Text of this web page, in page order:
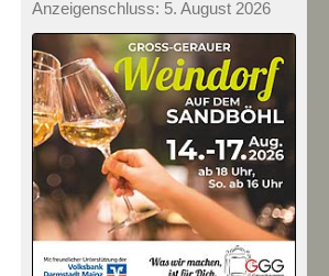
Anzeigenschluss: 5. August 2026